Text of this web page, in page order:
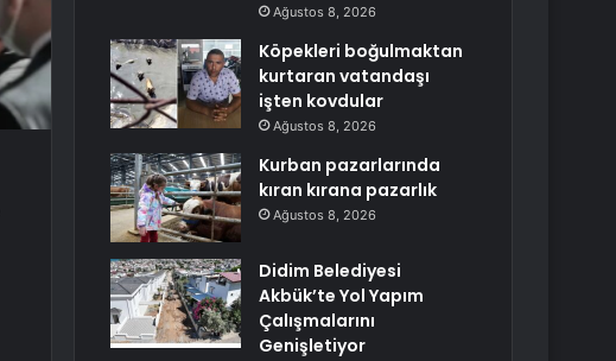
Ağustos 8, 2026
Köpekleri boğulmaktan
kurtaran vatandaşı
işten kovdular
Ağustos 8, 2026
Kurban pazarlarında
kıran kırana pazarlık
Ağustos 8, 2026
Didim Belediyesi
Akbük’te Yol Yapım
Çalışmalarını
Genişletiyor